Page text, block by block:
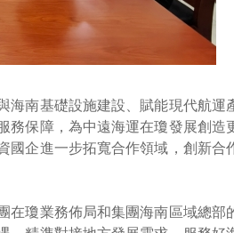
海南基礎設施建設、賦能現代航運
務保障，為中遠海運在瓊發展創造
企進一步拓寬合作領域，創新合
在瓊業務佈局和集團海南區域總部